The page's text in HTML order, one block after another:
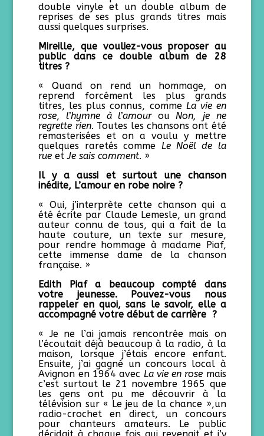
double vinyle et un double album de
reprises de ses plus grands titres mais
aussi quelques surprises.
Mireille, que vouliez-vous proposer au
public dans ce double album de 28
titres ?
« Quand on rend un hommage, on
reprend forcément les plus grands
titres, les plus connus, comme La vie en
rose,l’hymne à l’amourouNon, je ne
regrette rien. Toutes les chansons ont été
remasterisées et on a voulu y mettre
quelques raretés comme Le Noël de la
rue etJe sais comment. »
Il y a aussi et surtout une chanson
inédite, L’amour en robe noire ?
« Oui, j’interprète cette chanson qui a
été écrite par Claude Lemesle, un grand
auteur connu de tous, qui a fait de la
haute couture, un texte sur mesure,
pour rendre hommage à madame Piaf,
cette immense dame de la chanson
française. »
Edith Piaf a beaucoup compté dans
votre jeunesse. Pouvez-vous nous
rappeler en quoi, sans le savoir, elle a
accompagné votre début de carrière ?
« Je ne l’ai jamais rencontrée mais on
l’écoutait déjà beaucoup à la radio, à la
maison, lorsque j’étais encore enfant.
Ensuite, j’ai gagné un concours local à
Avignon en 1964 avec La vie en rose mais
c’est surtout le 21 novembre 1965 que
les gens ont pu me découvrir à la
télévision sur « Le jeu de la chance »,un
radio-crochet en direct, un concours
pour chanteurs amateurs. Le public